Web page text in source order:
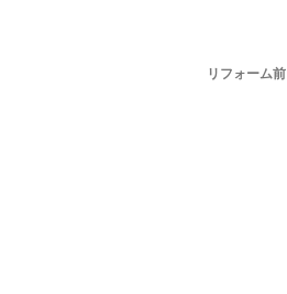
リフォーム前